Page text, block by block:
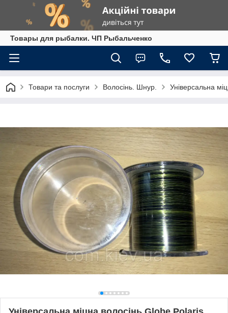
Товары для рыбалки. ЧП Рыбальченко
Товари та послуги Волосінь. Шнур. Універсальна